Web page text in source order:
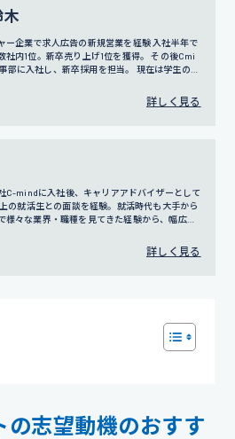
ー企業で求人広告の新規営業を経験 入社半年で
社内1位。新卒売り上げ1位を獲得。 その後Cmi
部に入社し、新卒採用を担当。 現在は学生の面
詳しく見る
C-mindに入社後、キャリアアドバイザーとして
の就活生との面談を経験。就活時代も大手から
様々な業界・職種を見てきた経験から、幅広い
詳しく見る
の志望動機のおすす